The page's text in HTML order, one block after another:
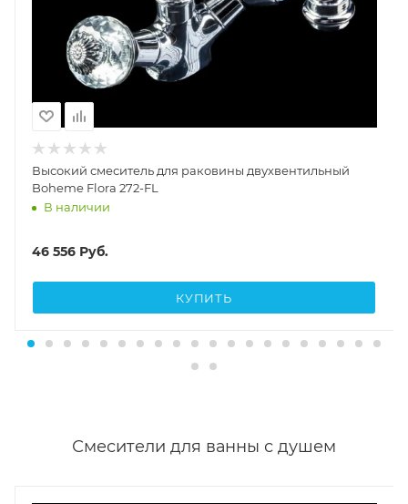
Высокий смеситель для раковины двухвентильный
Boheme Flora 272-FL
В наличии
46 556 Руб.
КУПИТЬ
Смесители для ванны с душем